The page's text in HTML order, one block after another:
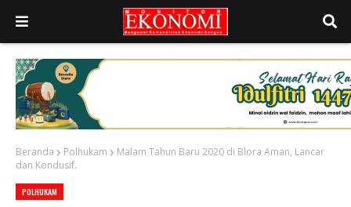
Beranda Polhukam
Malam Tahun Baru 2020 di Blora Aman, Lancar
dan Kondusif.
POLHUKAM